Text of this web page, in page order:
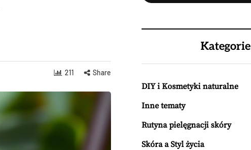
211 Share
Kategorie
DIY i Kosmetyki naturalne
Inne tematy
Rutyna pielęgnacji skóry
Skóra a Styl życia